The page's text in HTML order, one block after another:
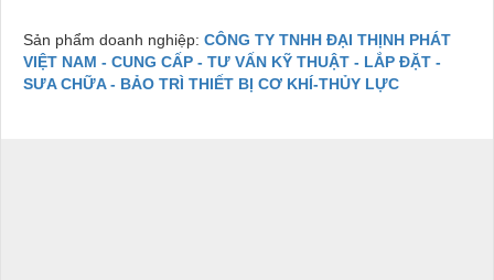
Sản phẩm doanh nghiệp: CÔNG TY TNHH ĐẠI THỊNH PHÁT
VIỆT NAM - CUNG CẤP - TƯ VẤN KỸ THUẬT - LẮP ĐẶT -
SƯA CHỮA - BẢO TRÌ THIẾT BỊ CƠ KHÍ-THỦY LỰC